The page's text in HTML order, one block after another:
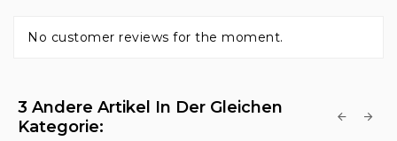
No customer reviews for the moment.
3 Andere Artikel In Der Gleichen
Kategorie: